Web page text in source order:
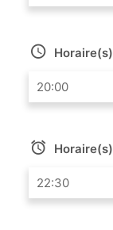
20:00
22:30